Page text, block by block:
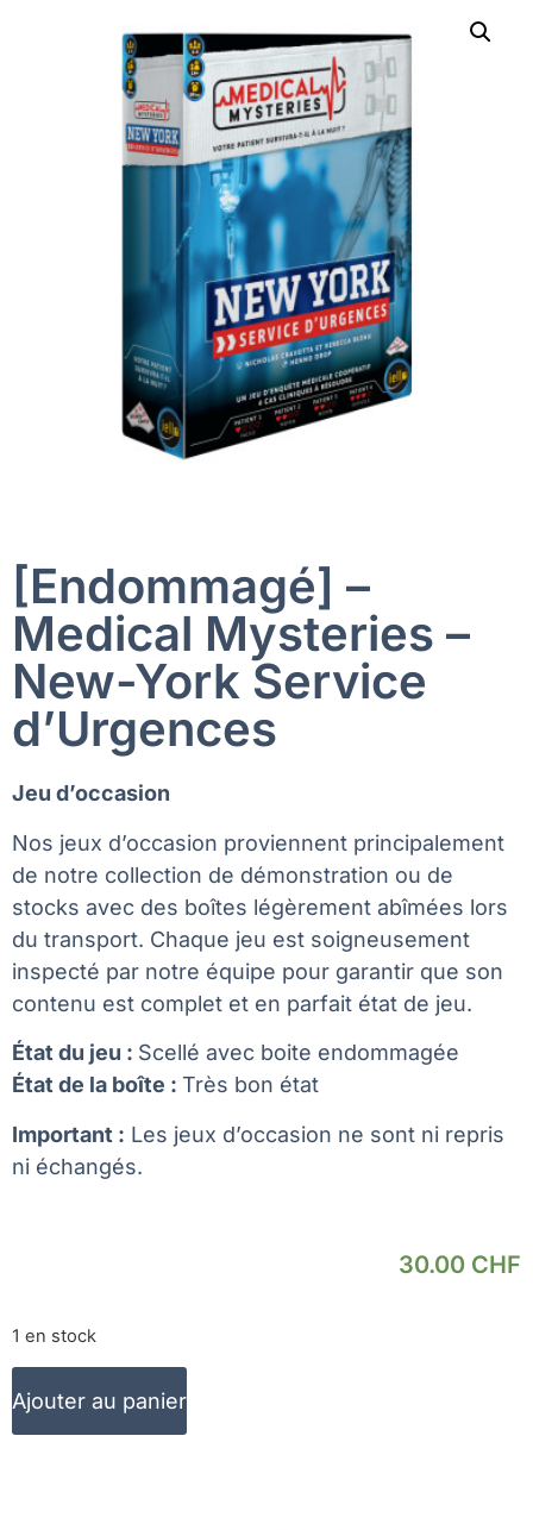
[Endommagé] –
Medical Mysteries –
New-York Service
d’Urgences
Jeu d’occasion
Nos jeux d’occasion proviennent principalement
de notre collection de démonstration ou de
stocks avec des boîtes légèrement abîmées lors
du transport. Chaque jeu est soigneusement
inspecté par notre équipe pour garantir que son
contenu est complet et en parfait état de jeu.
État du jeu : Scellé avec boite endommagée
État de la boîte : Très bon état
Important : Les jeux d’occasion ne sont ni repris
ni échangés.
30.00 CHF
1 en stock
Ajouter au panier